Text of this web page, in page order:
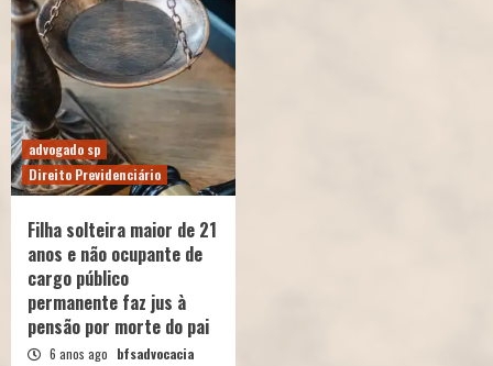
advogado sp
Direito Previdenciário
Filha solteira maior de 21
anos e não ocupante de
cargo público
permanente faz jus à
pensão por morte do pai
6 anos ago bfsadvocacia